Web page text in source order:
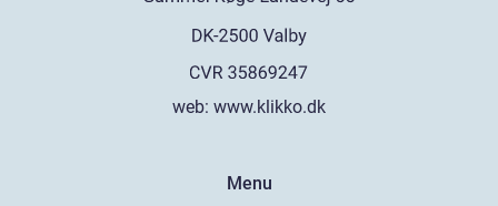
web: www.klikko.dk
Menu